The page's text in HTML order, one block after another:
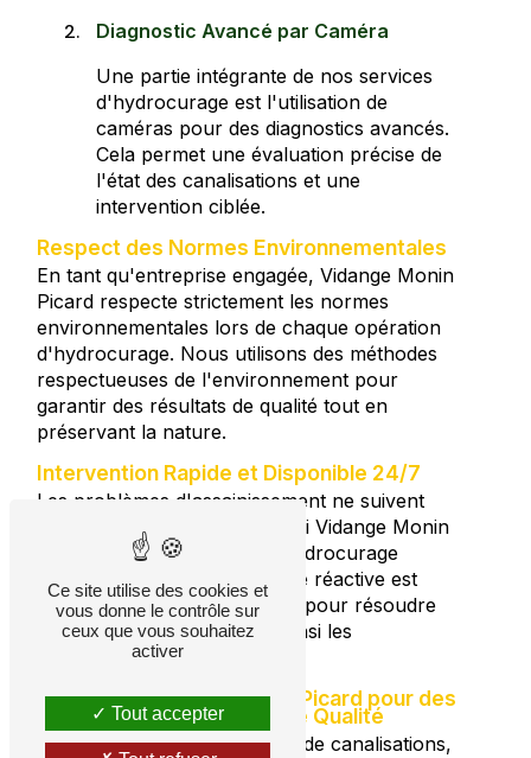
Diagnostic Avancé par Caméra
Une partie intégrante de nos services
d'hydrocurage est l'utilisation de
caméras pour des diagnostics avancés.
Cela permet une évaluation précise de
l'état des canalisations et une
intervention ciblée.
Respect des Normes Environnementales
En tant qu'entreprise engagée, Vidange Monin
Picard respecte strictement les normes
environnementales lors de chaque opération
d'hydrocurage. Nous utilisons des méthodes
respectueuses de l'environnement pour
garantir des résultats de qualité tout en
préservant la nature.
Intervention Rapide et Disponible 24/7
Les problèmes d'assainissement ne suivent
pas d'horaires. C'est pourquoi Vidange Monin
Picard offre des services d'hydrocurage
d'urgence, 24/7. Notre équipe réactive est
prête à intervenir rapidement pour résoudre
vos problèmes, minimisant ainsi les
perturbations.
Contactez Vidange Monin Picard pour des
Services d'hydrocurage de Qualité
Qu'il s'agisse de débouchage de canalisations,
Ce site utilise des cookies et
vous donne le contrôle sur
ceux que vous souhaitez
activer
Tout accepter